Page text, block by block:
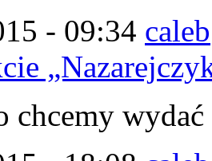
- 09:34 caleb
chcemy wydać